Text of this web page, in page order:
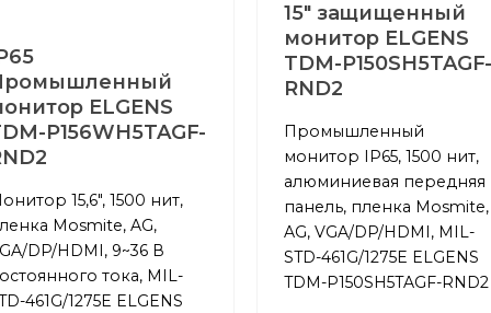
15" защищенный
монитор ELGENS
TDM-
RND2
Промышленный
монитор IP65, 1500 нит,
алюминиевая передняя
панель, пленка Mosmite,
AG, VGA/DP/HDMI, MIL-
STD-461G/1275E ELGENS
TDM-P150SH5TAGF-RND2
ELGENS
P156WH5TAGF-
15,6", 1500 нит,
Mosmite, AG,
DP/HDMI, 9~36 В
тока, MIL-
461G/1275E ELGENS